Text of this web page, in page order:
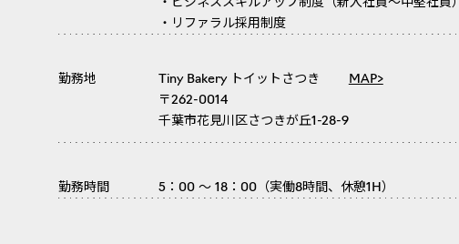
・ビジネススキルアップ制度（新入社員～中堅社員）
・リファラル採用制度
勤務地
Tiny Bakery トイットさつき
〒262-0014
千葉市花見川区さつきが丘1-28-9
MAP>
勤務時間 5：00 ～ 18：00（実働8時間、休憩1H）